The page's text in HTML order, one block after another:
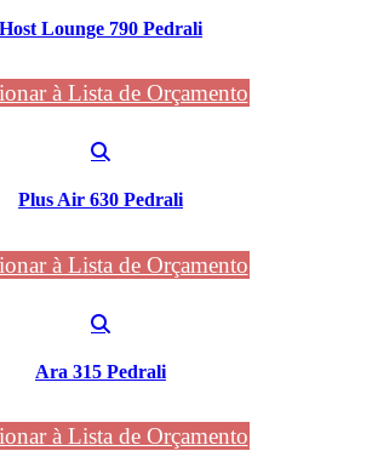
Host Lounge 790 Pedrali
à Lista de Orçamento
Plus Air 630 Pedrali
à Lista de Orçamento
Ara 315 Pedrali
à Lista de Orçamento